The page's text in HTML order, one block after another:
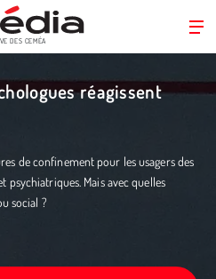
DES CEMÉA
réagissent
de confinement pour les usagers des
psychiatriques. Mais avec quelles
social ?